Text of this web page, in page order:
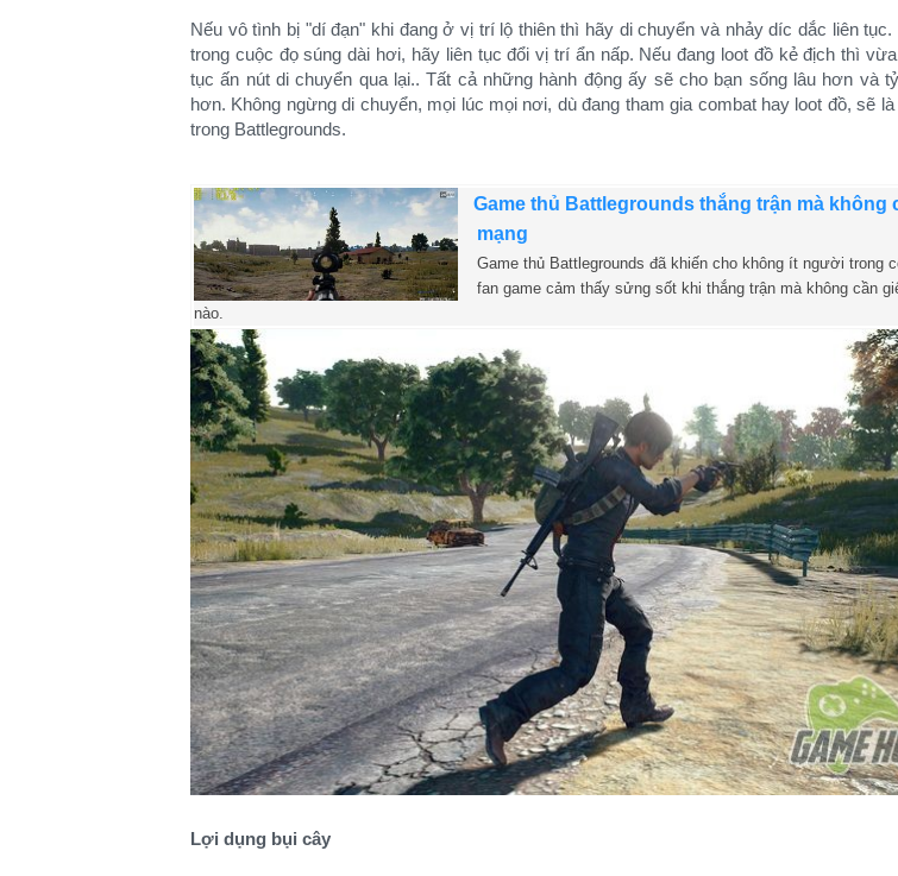
Nếu vô tình bị "dí đạn" khi đang ở vị trí lộ thiên thì hãy di chuyển và nhảy díc dắc liên tục.
trong cuộc đọ súng dài hơi, hãy liên tục đổi vị trí ẩn nấp. Nếu đang loot đồ kẻ địch thì
tục ấn nút di chuyển qua lại.. Tất cả những hành động ấy sẽ cho bạn sống lâu hơn và
hơn. Không ngừng di chuyển, mọi lúc mọi nơi, dù đang tham gia combat hay loot đồ, sẽ
trong Battlegrounds.​
Game thủ Battlegrounds thắng trận mà không
mạng
Game thủ Battlegrounds đã khiến cho không ít người trong
fan game cảm thấy sửng sốt khi thắng trận mà không cần
nào.
Lợi dụng bụi cây